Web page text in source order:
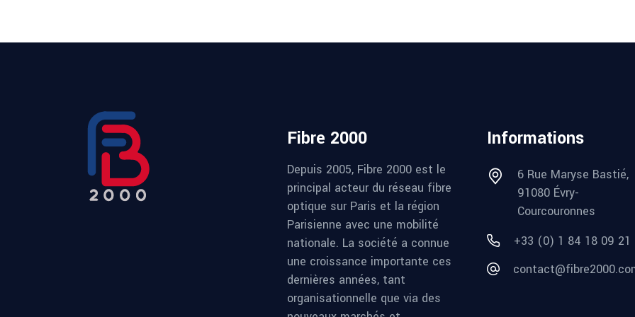
Fibre 2000
Depuis 2005, Fibre 2000 est le
principal acteur du réseau fibre
optique sur Paris et la région
Parisienne avec une mobilité
nationale. La société a connue
une croissance importante ces
dernières années, tant
organisationnelle que via des
Informations
6 Rue Maryse Bastié,
91080 Évry-
Courcouronnes
+33 (0) 1 84 18 09 21